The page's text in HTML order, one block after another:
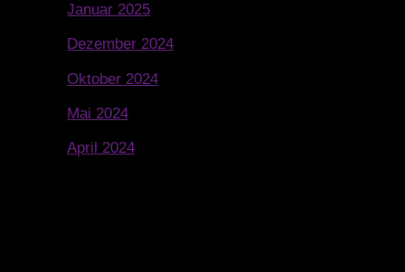
Januar 2025
Dezember 2024
Oktober 2024
Mai 2024
April 2024